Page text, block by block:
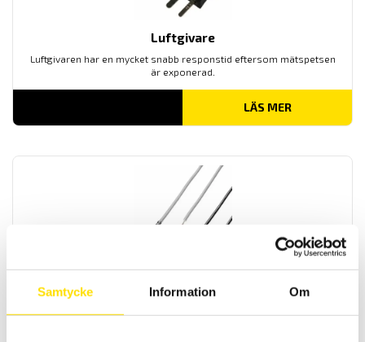
Samtycke Information Om
Luftgivare
Luftgivaren har en mycket snabb responstid eftersom mätspetsen
är exponerad.
LÄS MER
kabelgivare är rätt val om du vill mäta temperaturer i flytande och
gasformiga medier